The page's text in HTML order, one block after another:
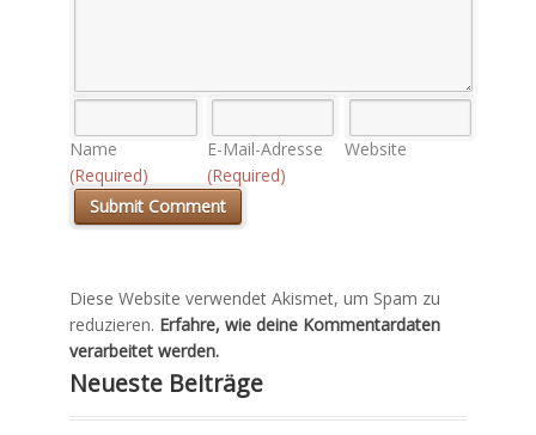
Name
(Required)
E-Mail-Adresse
(Required)
Website
Diese Website verwendet Akismet, um Spam zu
reduzieren. Erfahre, wie deine Kommentardaten
verarbeitet werden.
Neueste Beiträge